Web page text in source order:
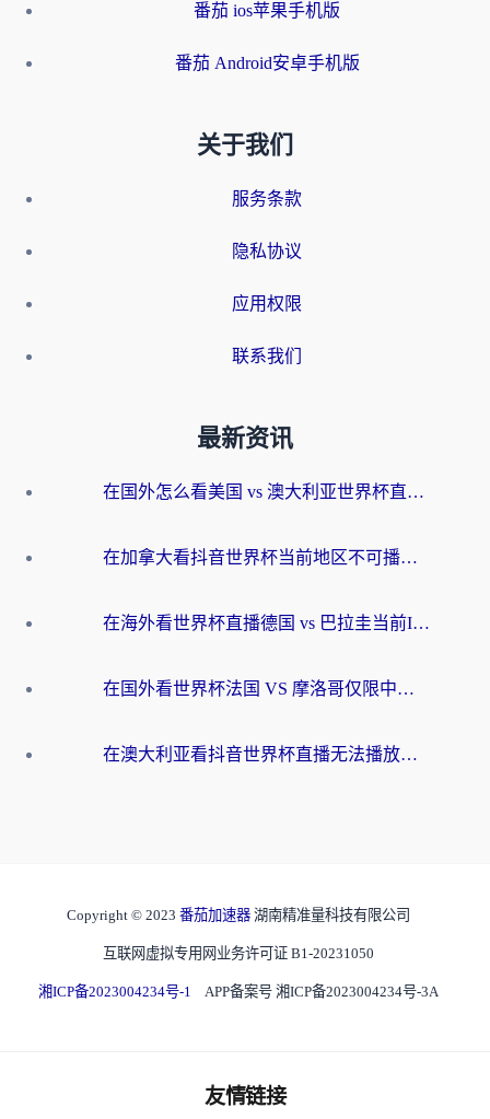
番茄 ios苹果手机版
番茄 Android安卓手机版
关于我们
服务条款
隐私协议
应用权限
联系我们
最新资讯
在国外怎么看美国 vs 澳大利亚世界杯直播？海外党必藏的中文解说观赛指南
在加拿大看抖音世界杯当前地区不可播放？海外党体育观赛终极指南
在海外看世界杯直播德国 vs 巴拉圭当前IP受限制？这篇指南帮你轻松解决地区限制
在国外看世界杯法国 VS 摩洛哥仅限中国大陆？别让地域限制拦下你的欢呼
在澳大利亚看抖音世界杯直播无法播放？海外党体育观赛终极指南来了！
Copyright © 2023 番茄加速器 湖南精准量科技有限公司
互联网虚拟专用网业务许可证 B1-20231050
湘ICP备2023004234号-1 APP备案号 湘ICP备2023004234号-3A
友情链接